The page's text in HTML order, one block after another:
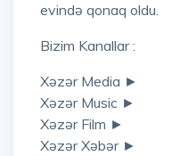
evində qonaq oldu.
Bizim Kanallar :
Xəzər Media ►
Xəzər Music ►
Xəzər Film ►
Xəzər Xəbər ►